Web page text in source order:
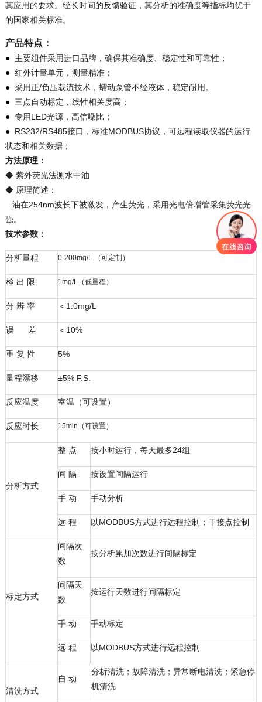
其应用的要求。经长时间的反馈验证，其分析的准确度等指标均优于
的国家相关标准。
产品特点：
●主要组件采用进口品牌，确保其准确度、稳定性和可靠性；
●红外计量单元，测量精准；
●采用正/负压载流技术，蠕动泵管不经液体，稳定耐用。
●三点自动标定，线性相关度高；
●专用LED光源，高信噪比；
●RS232/RS485接口，标准MODBUS协议，可远程读取仪器的运行
状态和相关数据；
方法原理：
◆ 紫外荧光法测水中油
◆ 原理简述：
油在254nm波长下被激发，产生荧光，采用光电倍增管采集荧光光
强。
技术参数：
分析量程 0-200mg/L （可定制）
检 出 限 1mg/L（低量程）
分 辨 率 ＜1.0mg/L
误 差 ＜10%
重 复 性 5%
量程漂移 ±5% F.S.
反应温度 室温（可设置）
反应时长 15min（可设置）
分析方式
整 点 按小时运行，每天最多24组
间 隔 按设置间隔运行
手 动 手动分析
远 程 以MODBUS方式进行远程控制；干接点控制
标定方式
间隔次
数
按分析累加次数进行间隔标定
间隔天
数
按运行天数进行间隔标定
手 动 手动标定
远 程 以MODBUS方式进行远程控制
清洗方式
自 动
分析清洗；故障清洗；异常断电清洗；紧急停
机清洗